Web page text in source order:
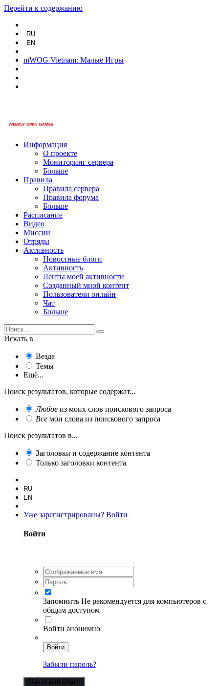
Перейти к содержанию
RU
EN
mWOG Vietnam: Малые Игры
Информация
О проекте
Мониторинг сервера
Больше
Правила
Правила сервера
Правила форума
Больше
Расписание
Видео
Миссии
Отряды
Активность
Новостные блоги
Активность
Ленты моей активности
Созданный мной контент
Пользователи онлайн
Чат
Больше
Искать в
Везде
Темы
Ещё...
Поиск результатов, которые содержат...
Любое из моих слов поискового запроса
Все мои слова из поискового запроса
Поиск результатов в...
Заголовки и содержание контента
Только заголовки контента
RU
EN
Уже зарегистрированы? Войти
Войти
Запомнить Не рекомендуется для компьютеров с
общим доступом
Войти анонимно
Войти
Забыли пароль?
Sign in with Steam